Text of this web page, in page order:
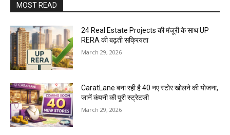
MOST READ
24 Real Estate Projects की मंजूरी के साथ UP
RERA की बढ़ती सक्रियता
March 29, 2026
CaratLane बना रही है 40 नए स्टोर खोलने की योजना,
जानें कंपनी की पूरी स्ट्रेटजी
March 29, 2026